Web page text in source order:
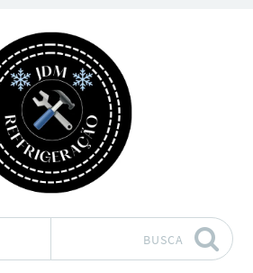
BUSCA